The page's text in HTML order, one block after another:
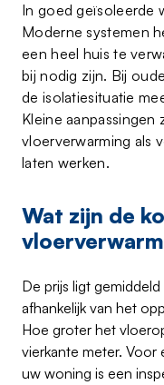
In goed geïsoleerde
Moderne systemen
een heel huis te
bij nodig zijn. Bij
de isolatiesituatie
Kleine
vloerverwarming als
laten werken.
Wat zijn de
De prijs ligt
afhankelijk van het
Hoe groter het
vierkante meter. Voor
uw woning is een